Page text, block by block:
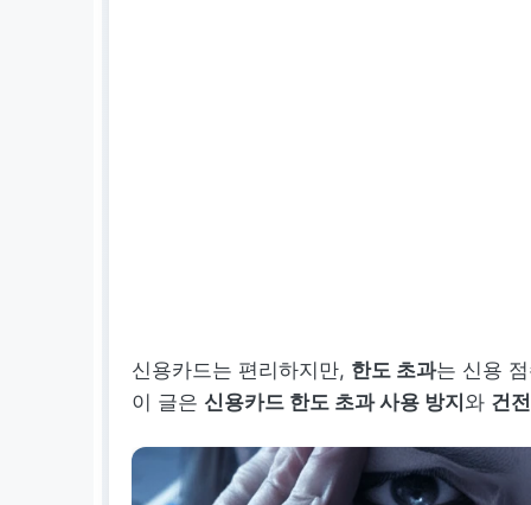
신용카드는 편리하지만, 한도 초과는 신용
이 글은신용카드 한도 초과 사용 방지와 건